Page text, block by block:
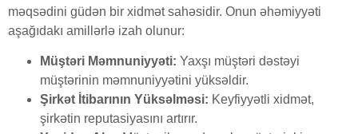
məqsədini güdən bir xidmət sahəsidir. Onun əhəmiyyəti
aşağıdakı amillərlə izah olunur:
Müştəri Məmnuniyyəti: Yaxşı müştəri dəstəyi
müştərinin məmnuniyyətini yüksəldir.
Şirkət İtibarının Yüksəlməsi: Keyfiyyətli xidmət,
şirkətin reputasiyasını artırır.